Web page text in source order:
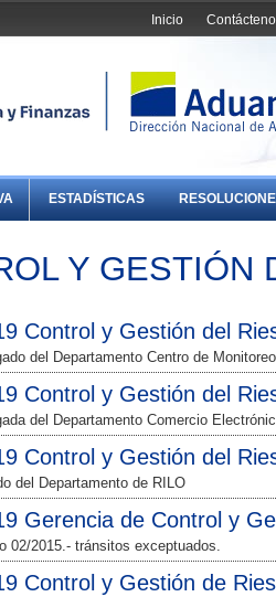
Inicio
ESTADÍSTICAS
Y GESTIÓN
Control y Gestión del
del Departamento Centro de Monitoreo
Control y Gestión del
del Departamento Comercio
Control y Gestión del
del Departamento de RILO
Gerencia de Control y
02/2015.- tránsitos exceptuados.
Control y Gestión de